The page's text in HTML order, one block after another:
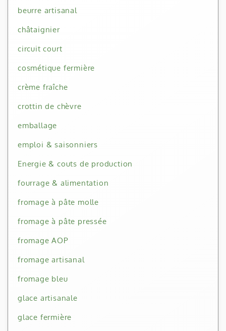
beurre artisanal
châtaignier
circuit court
cosmétique fermière
crème fraîche
crottin de chèvre
emballage
emploi & saisonniers
Energie & couts de production
fourrage & alimentation
fromage à pâte molle
fromage à pâte pressée
fromage AOP
fromage artisanal
fromage bleu
glace artisanale
glace fermière